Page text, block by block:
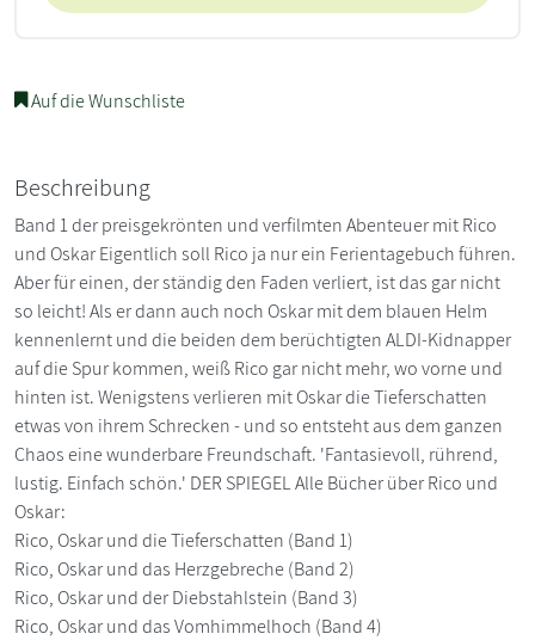
Auf die Wunschliste
Beschreibung
Band 1 der preisgekrönten und verfilmten Abenteuer mit Rico
und Oskar Eigentlich soll Rico ja nur ein Ferientagebuch führen.
Aber für einen, der ständig den Faden verliert, ist das gar nicht
so leicht! Als er dann auch noch Oskar mit dem blauen Helm
kennenlernt und die beiden dem berüchtigten ALDI-Kidnapper
auf die Spur kommen, weiß Rico gar nicht mehr, wo vorne und
hinten ist. Wenigstens verlieren mit Oskar die Tieferschatten
etwas von ihrem Schrecken - und so entsteht aus dem ganzen
Chaos eine wunderbare Freundschaft. 'Fantasievoll, rührend,
lustig. Einfach schön.' DER SPIEGEL Alle Bücher über Rico und
Oskar:
Rico, Oskar und die Tieferschatten (Band 1)
Rico, Oskar und das Herzgebreche (Band 2)
Rico, Oskar und der Diebstahlstein (Band 3)
Rico, Oskar und das Vomhimmelhoch (Band 4)